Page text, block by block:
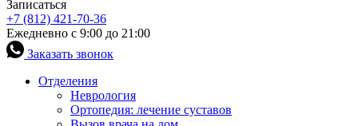
Записаться
+7 (812) 421-70-36
Ежедневно с 9:00 до 21:00
Заказать звонок
Отделения
Неврология
Ортопедия: лечение суставов